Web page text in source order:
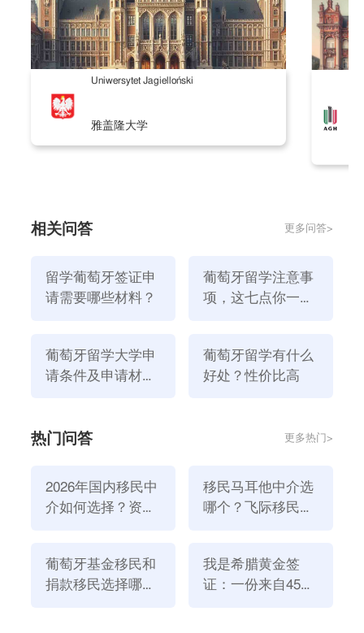
个月的银行对账单原件并配有葡萄牙文或英文的译文，
译文打印在A4纸上，银行只能出具中文的银行流水，
译文需要自己翻译
9、个人存款证明
签之家提醒您：存款金额可由申请人估算自己在葡期间
的大概费用并存入，目前无具体金额的要求。
但这一项
签之家提醒您：申请人在国籍所属国以外的国家居住时
录证明，该证明需经葡萄牙驻该国大使馆或领事馆认
交部和葡萄牙驻华大使馆认证）。
以上就是为大家分享的留学葡萄牙签证申请需要哪些材
Uniwersytet Jagielloński
雅盖隆大学
相关问答 更多问答>
留学葡萄牙签证申
请需要哪些材料？
葡萄牙留学注意事
项，这七点你一定
葡萄牙留学大学申
请条件及申请材料
葡萄牙留学有什么
好处？性价比高
热门问答 更多热门>
2026年国内移民中
介如何选择？资
移民马耳他中介选
哪个？飞际移民是
葡萄牙基金移民和
捐款移民选择哪个
我是希腊黄金签
证：一份来自45亿